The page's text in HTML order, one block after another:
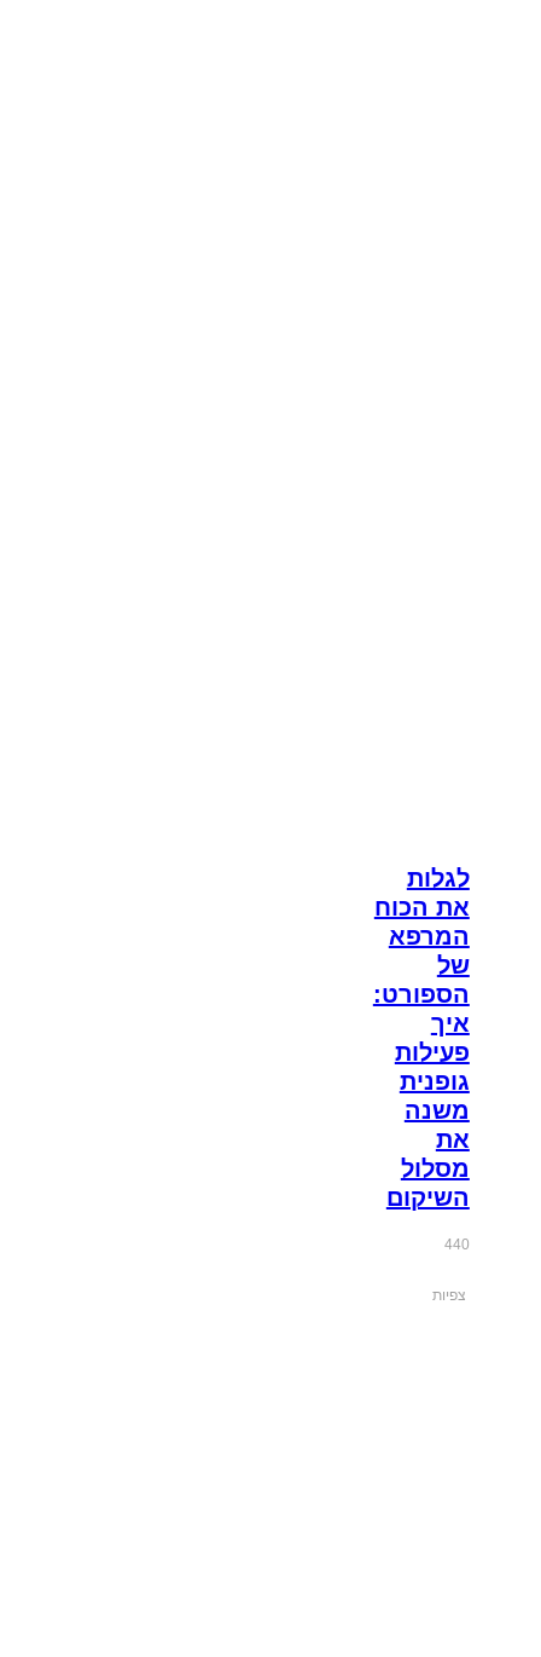
לגלות
את הכוח
המרפא
של
הספורט:
איך
פעילות
גופנית
משנה
את
מסלול
השיקום
440
צפיות